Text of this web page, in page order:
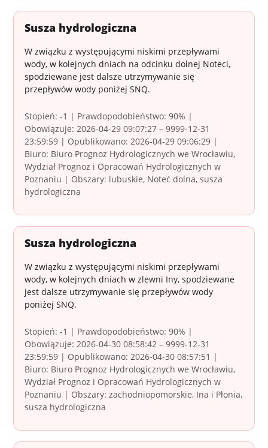
Susza hydrologiczna
W związku z występującymi niskimi przepływami
wody, w kolejnych dniach na odcinku dolnej Noteci,
spodziewane jest dalsze utrzymywanie się
przepływów wody poniżej SNQ.
Stopień: -1 | Prawdopodobieństwo: 90% |
Obowiązuje: 2026-04-29 09:07:27 – 9999-12-31
23:59:59 | Opublikowano: 2026-04-29 09:06:29 |
Biuro: Biuro Prognoz Hydrologicznych we Wrocławiu,
Wydział Prognoz i Opracowań Hydrologicznych w
Poznaniu | Obszary: lubuskie, Noteć dolna, susza
hydrologiczna
Susza hydrologiczna
W związku z występującymi niskimi przepływami
wody, w kolejnych dniach w zlewni Iny, spodziewane
jest dalsze utrzymywanie się przepływów wody
poniżej SNQ.
Stopień: -1 | Prawdopodobieństwo: 90% |
Obowiązuje: 2026-04-30 08:58:42 – 9999-12-31
23:59:59 | Opublikowano: 2026-04-30 08:57:51 |
Biuro: Biuro Prognoz Hydrologicznych we Wrocławiu,
Wydział Prognoz i Opracowań Hydrologicznych w
Poznaniu | Obszary: zachodniopomorskie, Ina i Płonia,
susza hydrologiczna